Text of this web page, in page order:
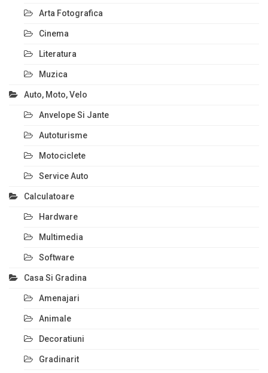
Arta Fotografica
Cinema
Literatura
Muzica
Auto, Moto, Velo
Anvelope Si Jante
Autoturisme
Motociclete
Service Auto
Calculatoare
Hardware
Multimedia
Software
Casa Si Gradina
Amenajari
Animale
Decoratiuni
Gradinarit